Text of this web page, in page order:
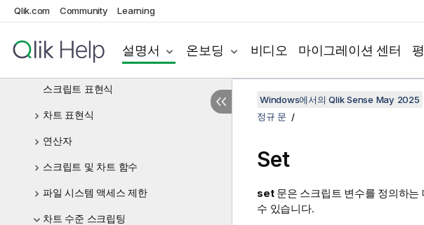
Qlik.com Community Learning
설명서 온보딩 비디오 마이그레이션 센터
스크립트 문 및 키워드
데이터 로드 편집기에서 변수를 사용하여
스크립트 표현식
차트 표현식
연산자
스크립트 및 차트 함수
파일 시스템 액세스 제한
차트 수준 스크립팅
Windows에서의 Qlik Sense May 2025
정규 문
Set
set문은 스크립트 변수를 정의하는
수 있습니다.